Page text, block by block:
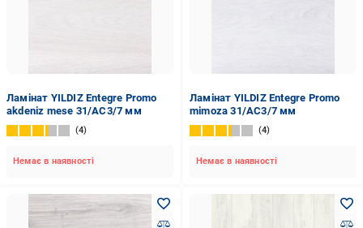
Ламінат YILDIZ Entegre Promo
akdeniz mese 31/AC3/7 мм
4
Немає в наявності
Ламінат YILDIZ Entegre Promo
mimoza 31/AC3/7 мм
4
Немає в наявності